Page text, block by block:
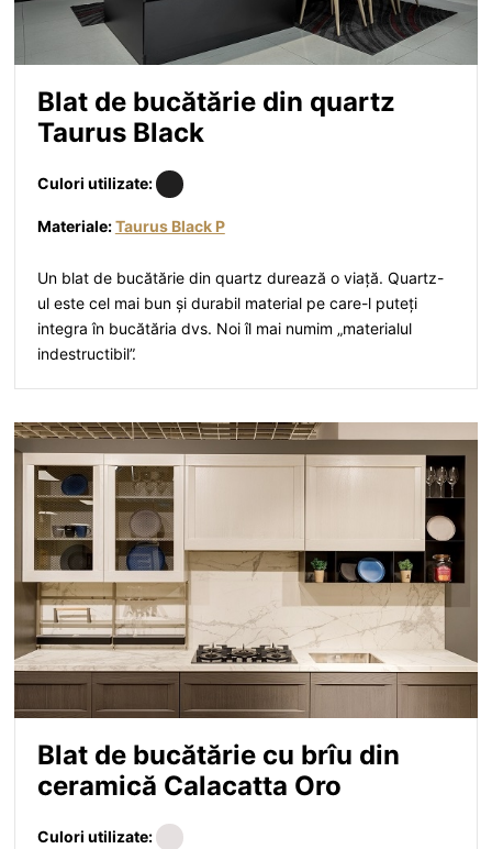
Blat de bucătărie din quartz
Taurus Black
Culori utilizate:
Materiale:Taurus Black P
Un blat de bucătărie din quartz durează o viață. Quartz-
ul este cel mai bun și durabil material pe care-l puteți
integra în bucătăria dvs. Noi îl mai numim „materialul
indestructibil”.
Blat de bucătărie cu brîu din
ceramică Calacatta Oro
Culori utilizate: